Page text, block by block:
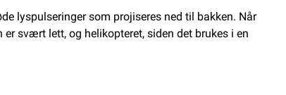
lyspulseringer som projiseres ned til bakken. Når
svært lett, og helikopteret, siden det brukes i en